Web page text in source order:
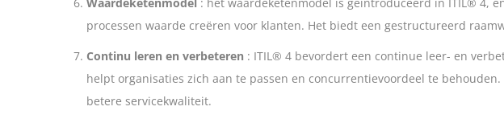
processen waarde creëren voor klanten. Het biedt een gestructureerd
Continu leren en verbeteren : ITIL® 4 bevordert een continue leer- en
helpt organisaties zich aan te passen en concurrentievoordeel te
betere servicekwaliteit.